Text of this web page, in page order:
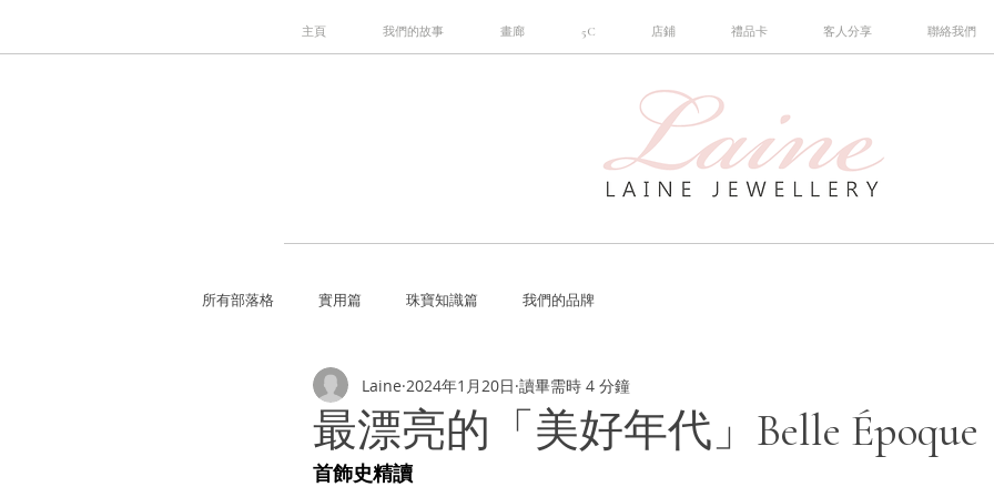
主頁 我們的故事 畫廊 5C 店鋪 禮品卡 客人分享 聯絡我們
所有部落格 實用篇 珠寶知識篇 我們的品牌
最漂亮的「美好年代」Belle Époque
Laine 2024年1月20日 讀畢需時 4 分鐘
首飾史精讀